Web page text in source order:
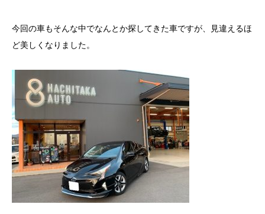
今回の車もそんな中でなんとか探してきた車ですが、見違えるほ
ど美しくなりました。